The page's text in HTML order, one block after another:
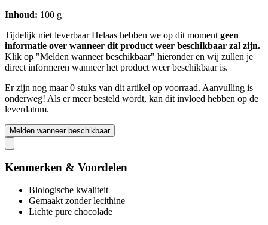
Inhoud: 100 g
Tijdelijk niet leverbaarHelaas hebben we op dit moment geen
informatie over wanneer dit product weer beschikbaar zal zijn.
Klik op "Melden wanneer beschikbaar" hieronder en wij zullen je
direct informeren wanneer het product weer beschikbaar is.
Er zijn nog maar 0 stuks van dit artikel op voorraad. Aanvulling is
onderweg! Als er meer besteld wordt, kan dit invloed hebben op de
leverdatum.
Melden wanneer beschikbaar
Kenmerken & Voordelen
Biologische kwaliteit
Gemaakt zonder lecithine
Lichte pure chocolade